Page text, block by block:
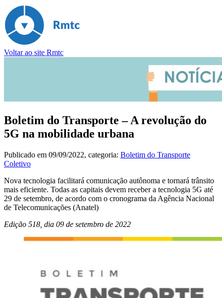
Voltar ao site Rmtc
Boletim do Transporte – A revolução do
5G na mobilidade urbana
Publicado em 09/09/2022, categoria: Boletim do Transporte
Coletivo
Nova tecnologia facilitará comunicação autônoma e tornará trânsito
mais eficiente. Todas as capitais devem receber a tecnologia 5G até
29 de setembro, de acordo com o cronograma da Agência Nacional
de Telecomunicações (Anatel)
Edição 518, dia 09 de setembro de 2022